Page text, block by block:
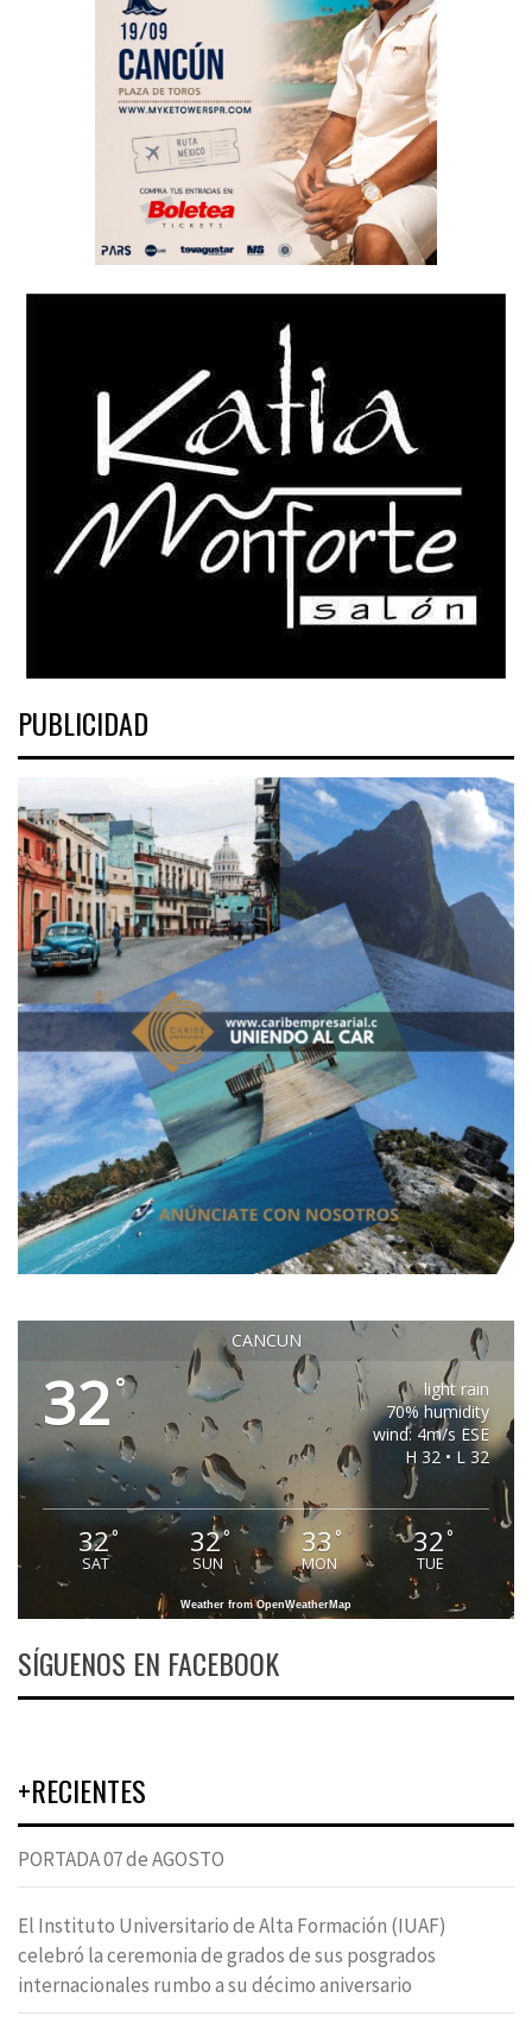
PUBLICIDAD
CANCUN
32 °
light rain
70% humidity
wind: 4m/s ESE
H 32 • L 32
32°
SAT
32°
SUN
33 °
MON
32°
TUE
Weather from OpenWeatherMap
SÍGUENOS EN FACEBOOK
+RECIENTES
PORTADA 07 de AGOSTO
El Instituto Universitario de Alta Formación (IUAF)
celebró la ceremonia de grados de sus posgrados
internacionales rumbo a su décimo aniversario